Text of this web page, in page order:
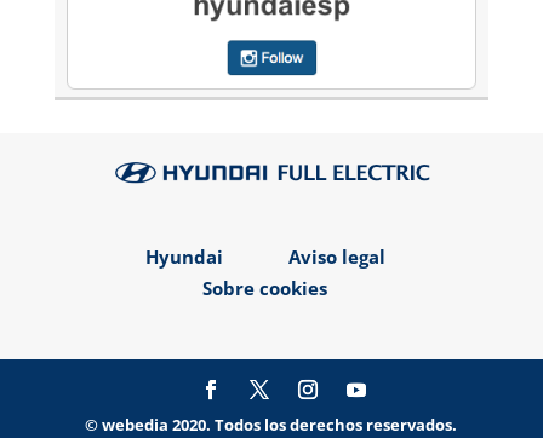
Hyundai
Aviso legal
Sobre cookies
© webedia 2020. Todos los derechos reservados.